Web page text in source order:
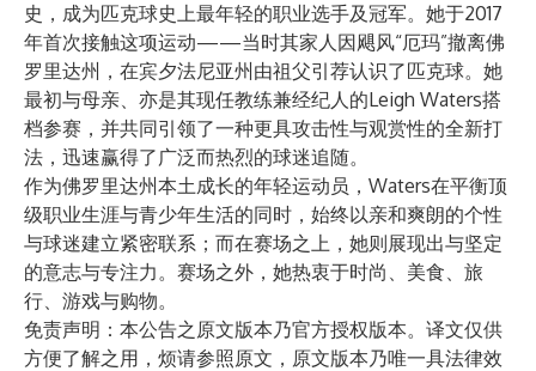
史，成为匹克球史上最年轻的职业选手及冠军。她于2017
年首次接触这项运动——当时其家人因飓风“厄玛”撤离佛
罗里达州，在宾夕法尼亚州由祖父引荐认识了匹克球。她
最初与母亲、亦是其现任教练兼经纪人的Leigh Waters搭
档参赛，并共同引领了一种更具攻击性与观赏性的全新打
法，迅速赢得了广泛而热烈的球迷追随。
作为佛罗里达州本土成长的年轻运动员，Waters在平衡顶
级职业生涯与青少年生活的同时，始终以亲和爽朗的个性
与球迷建立紧密联系；而在赛场之上，她则展现出与坚定
的意志与专注力。赛场之外，她热衷于时尚、美食、旅
行、游戏与购物。
免责声明：本公告之原文版本乃官方授权版本。译文仅供
方便了解之用，烦请参照原文，原文版本乃唯一具法律效